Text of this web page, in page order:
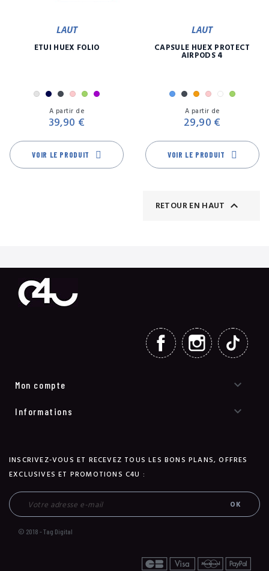
LAUT
ETUI HUEX FOLIO
GrisMarine
NoirRose
VertViolet
A partir de
39,90 €
VOIR LE PRODUIT
LAUT
CAPSULE HUEX PROTECT
AIRPODS 4
BleuNoirOrange
RoseVert
A partir de
29,90 €
VOIR LE PRODUIT
RETOUR EN HAUT 
FACEBOOK INSTAGRAM
Mon compte 
Informations 
INSCRIVEZ-VOUS ET RECEVEZ TOUS LES BONS PLANS, OFFRES
EXCLUSIVES ET PROMOTIONS C4U :
© 2018 - Tag Digital